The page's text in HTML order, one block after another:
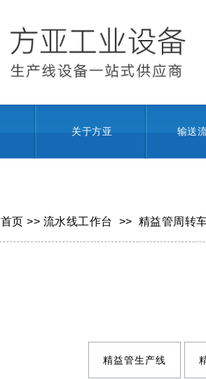
关于方亚 输送
首页 >> 流水线工作台 >> 精益管周转
精益管生产线